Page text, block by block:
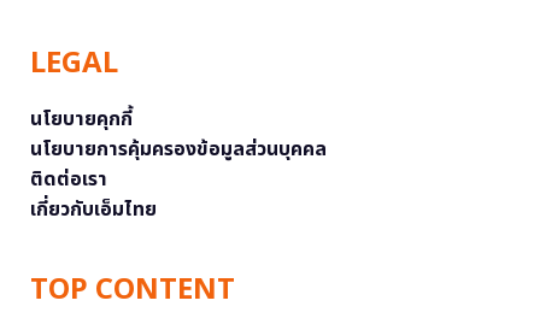
LEGAL
นโยบายคุกกี้
นโยบายการคุ้มครองข้อมูลส่วนบุคคล
ติดต่อเรา
เกี่ยวกับเอ็มไทย
TOP CONTENT